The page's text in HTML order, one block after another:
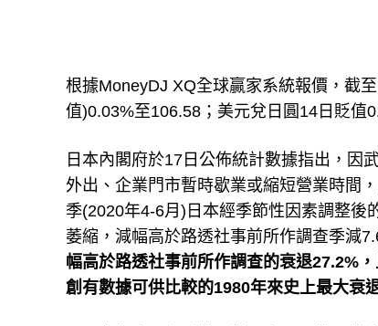
根據MoneyDJ XQ全球贏家系統報價，截
值)0.03%至106.58；美元兌日圓14日貶值
日本內閣府於17日公佈統計數據指出，因
外出、企業門市暫時歇業或縮短營業時間
季(2020年4-6月)日本經季節性因素調整後
萎縮，減幅高於路透社事前所作調查季減
幅高於路透社事前所作調查的衰退27.2%
創有數據可供比較的1980年來史上最大衰